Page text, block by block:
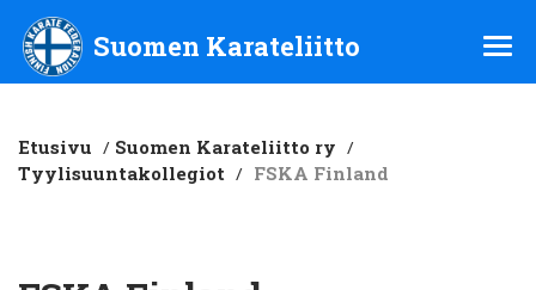
Suomen Karateliitto ry
Suomen Karateliitto
Etusivu / Suomen Karateliitto ry /
Tyylisuuntakollegiot / FSKA Finland